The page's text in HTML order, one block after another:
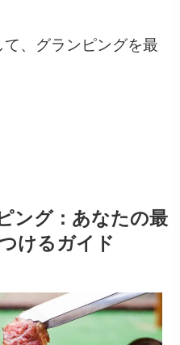
、グランピングを最
ング：あなたの最
けるガイド